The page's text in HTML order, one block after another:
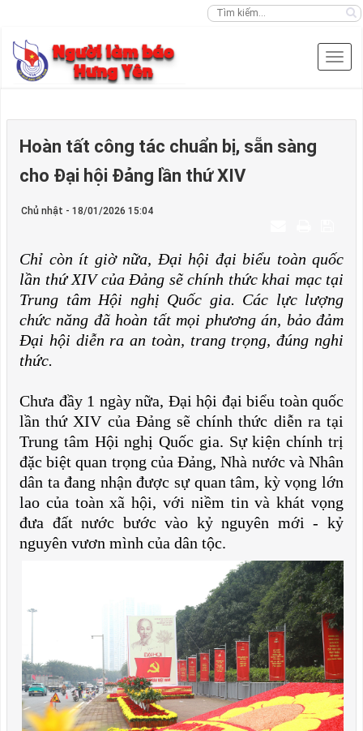
Hoàn tất công tác chuẩn bị, sẵn sàng
cho Đại hội Đảng lần thứ XIV
Chủ nhật - 18/01/2026 15:04
Chỉ còn ít giờ nữa, Đại hội đại biểu toàn quốc
lần thứ XIV của Đảng sẽ chính thức khai mạc tại
Trung tâm Hội nghị Quốc gia. Các lực lượng
chức năng đã hoàn tất mọi phương án, bảo đảm
Đại hội diễn ra an toàn, trang trọng, đúng nghi
thức.
Chưa đầy 1 ngày nữa, Đại hội đại biểu toàn quốc
lần thứ XIV của Đảng sẽ chính thức diễn ra tại
Trung tâm Hội nghị Quốc gia. Sự kiện chính trị
đặc biệt quan trọng của Đảng, Nhà nước và Nhân
dân ta đang nhận được sự quan tâm, kỳ vọng lớn
lao của toàn xã hội, với niềm tin và khát vọng
đưa đất nước bước vào kỷ nguyên mới - kỷ
nguyên vươn mình của dân tộc.